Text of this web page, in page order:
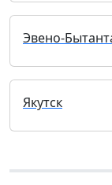
Эвено-
Якутск